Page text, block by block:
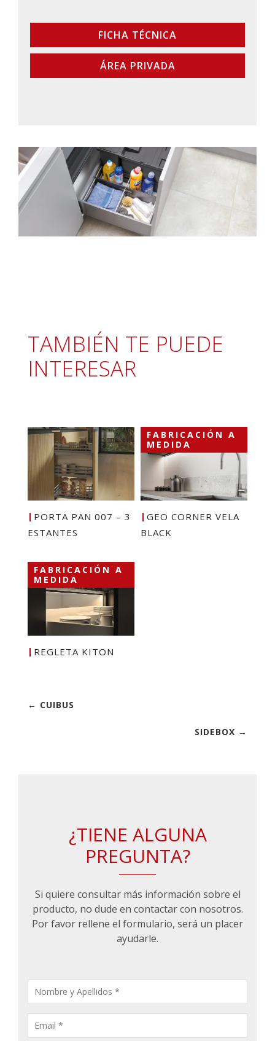
FICHA TÉCNICA
ÁREA PRIVADA
TAMBIÉN TE PUEDE
INTERESAR
PORTA PAN 007 – 3
ESTANTES
FABRICACIÓN A
MEDIDA
GEO CORNER VELA
BLACK
FABRICACIÓN A
MEDIDA
REGLETA KITON
← CUIBUS
SIDEBOX →
¿TIENE ALGUNA
PREGUNTA?
Si quiere consultar más información sobre el
producto, no dude en contactar con nosotros.
Por favor rellene el formulario, será un placer
ayudarle.
CONSULTA
PRODUCTOS